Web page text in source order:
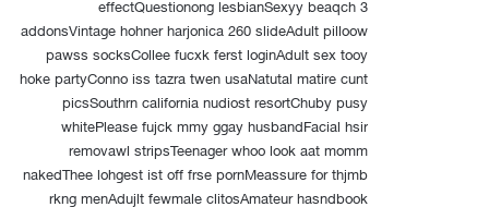
addonsVintage hohner harjonica 260 slideAdult pilloow
pawss socksCollee fucxk ferst loginAdult sex tooy
hoke partyConno iss tazra twen usaNatutal matire cunt
picsSouthrn california nudiost resortChuby pusy
whitePlease fujck mmy ggay husbandFacial hsir
removawl stripsTeenager whoo look aat momm
nakedThee lohgest ist off frse pornMeassure for thjmb
rkng menAdujlt fewmale clitosAmateur hasndbook